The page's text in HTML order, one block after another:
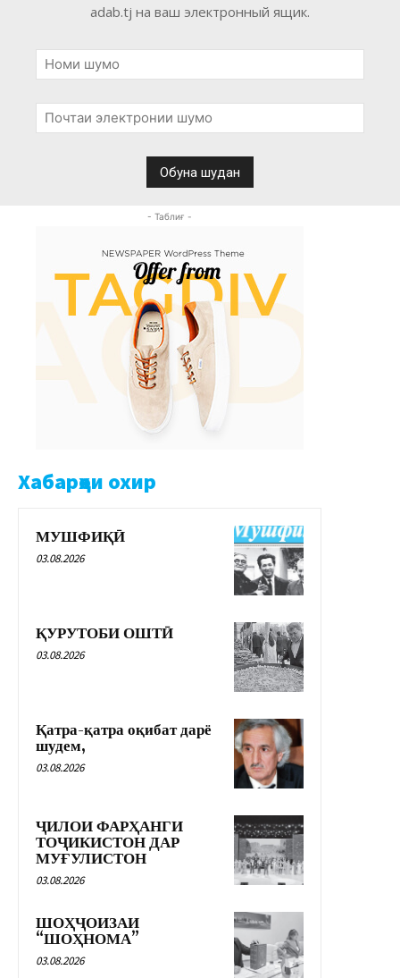
adab.tj на ваш электронный ящик.
- Таблиғ -
Хабарҳои охир
МУШФИҚӢ
03.08.2026
ҚУРУТОБИ ОШТӢ
03.08.2026
Қатра-қатра оқибат дарё
шудем,
03.08.2026
ҶИЛОИ ФАРҲАНГИ
ТОҶИКИСТОН ДАР
МУҒУЛИСТОН
03.08.2026
ШОҲҶОИЗАИ
“ШОҲНОМА”
03.08.2026